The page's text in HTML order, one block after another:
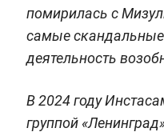
помирилась с
самые скандальные
деятельность
В 2024 году
группой